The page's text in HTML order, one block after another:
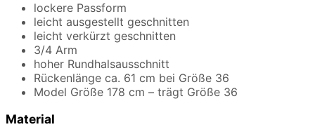
lockere Passform
leicht ausgestellt geschnitten
leicht verkürzt geschnitten
3/4 Arm
hoher Rundhalsausschnitt
Rückenlänge ca. 61 cm bei Größe 36
Model Größe 178 cm – trägt Größe 36
Material